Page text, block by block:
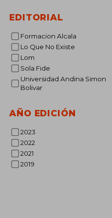
EDITORIAL
Formacion Alcala
Lo Que No Existe
Lom
Sola Fide
Universidad Andina Simon
Bolivar
AÑO EDICIÓN
2023
2022
2021
2019